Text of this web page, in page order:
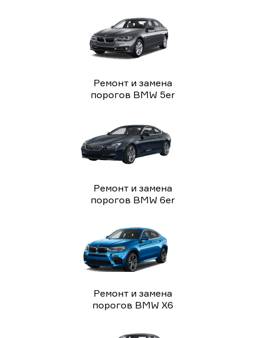
Ремонт и замена
порогов BMW 5er
Ремонт и замена
порогов BMW 6er
Ремонт и замена
порогов BMW X6